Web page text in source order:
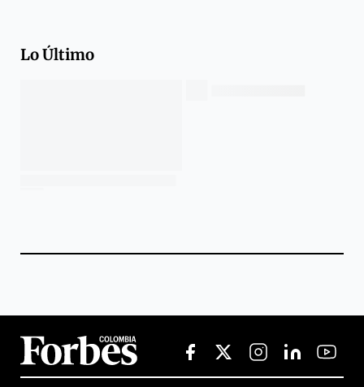
Lo Último